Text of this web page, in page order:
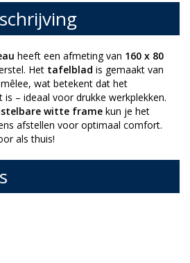
heeft een afmeting van 160 x 80
Het tafelblad is gemaakt van
wat betekent dat het
– ideaal voor drukke werkplekken.
witte frame kun je het
afstellen voor optimaal comfort.
als thuis!